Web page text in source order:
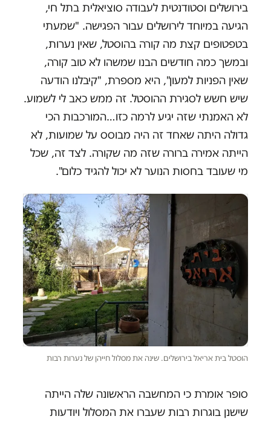
בירושלים וסטודנטית לעבודה סוציאלית בתל חי,
הגיעה במיוחד לירושלים עבור הפגישה. "שמעתי
בטפטופים קצת מה קורה בהוסטל, שאין נערות,
ובמשך כמה חודשים הבנו שמשהו לא טוב קורה,
שאין הפניות למעון", היא מספרת, "קיבלנו הודעה
שיש חשש לסגירת ההוסטל. זה ממש כאב לי לשמוע.
לא האמנתי שזה יגיע לרמה כזו…המורכבות הכי
גדולה היתה שאחד זה היה מבוסס על שמועות, לא
הייתה אמירה ברורה שזה מה שקורה. לצד זה, שכל
מי שעובד בחסות הנוער לא יכול להגיד כלום".
הוסטל בית אריאל בירושלים. שינה את מסלול חייהן של נערות רבות
סופר אומרת כי המחשבה הראשונה שלה הייתה
שישנן בוגרות רבות שעברו את המסלול ויודעות